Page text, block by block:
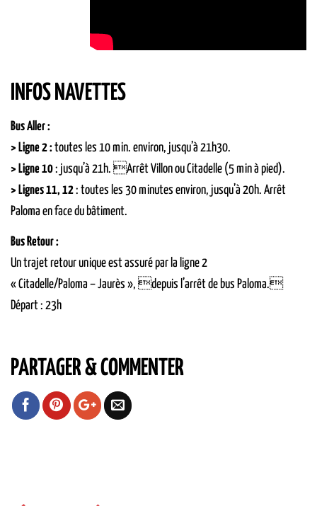
INFOS NAVETTES
Bus Aller :
> Ligne 2 :toutes les 10 min. environ, jusqu’à 21h30.
> Ligne 10: jusqu’à 21h. Arrêt Villon ou Citadelle (5 min à pied).
> Lignes 11, 12: toutes les 30 minutes environ, jusqu’à 20h. Arrêt
Paloma en face du bâtiment.
Bus Retour :
Un trajet retour unique est assuré par la ligne 2
« Citadelle/Paloma – Jaurès », depuis l’arrêt de bus Paloma.
Départ : 23h
PARTAGER & COMMENTER